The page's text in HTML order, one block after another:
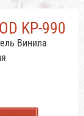
KP-990
Винила